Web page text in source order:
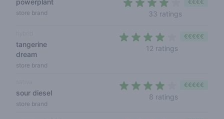
powerplant
store brand 33 ratings
€€€€
tangerine
dream
store brand
12 ratings
€€€€€
sour diesel
store brand
8 ratings
€€€€€